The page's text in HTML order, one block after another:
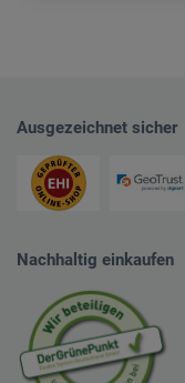
Ausgezeichnet sicher
Nachhaltig einkaufen